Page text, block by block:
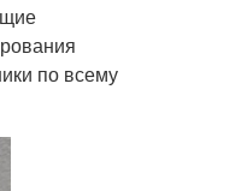
по всему